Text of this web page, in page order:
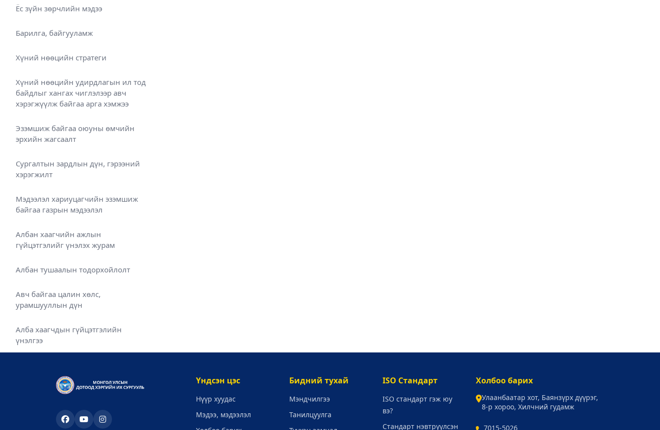
Ёс зүйн зөрчлийн мэдээ
Барилга, байгууламж
Хүний нөөцийн стратеги
Хүний нөөцийн удирдлагын ил тод
байдлыг хангах чиглэлээр авч
хэрэгжүүлж байгаа арга хэмжээ
Эзэмшиж байгаа оюуны өмчийн
эрхийн жагсаалт
Сургалтын зардлын дүн, гэрээний
хэрэгжилт
Мэдээлэл хариуцагчийн эзэмшиж
байгаа газрын мэдээлэл
Албан хаагчийн ажлын
гүйцэтгэлийг үнэлэх журам
Албан тушаалын тодорхойлолт
Авч байгаа цалин хөлс,
урамшууллын дүн
Алба хаагчдын гүйцэтгэлийн
үнэлгээ
Үндсэн цэс
Нүүр хуудас
Мэдээ, мэдээлэл
Бидний тухай
Мэндчилгээ
Танилцуулга
ISO Стандарт
ISO стандарт гэж юу
вэ?
Стандарт нэвтрүүлсэн
Холбоо барих
Улаанбаатар хот, Баянзүрх дүүрэг,
8-р хороо, Хилчний гудамж
7015-5026